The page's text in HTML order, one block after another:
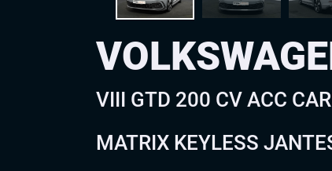
VIII GTD 200 CV ACC
MATRIX KEYLESS